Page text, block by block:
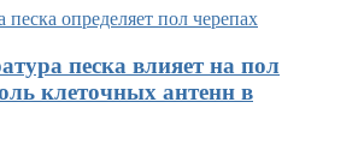
песка влияет на пол
клеточных антенн в